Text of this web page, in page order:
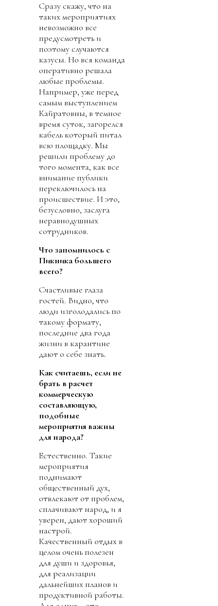
Сразу скажу, что на
таких мероприятиях
невозможно все
предусмотреть и
поэтому случаются
казусы. Но вся команда
оперативно решала
любые проблемы.
Например, уже перед
самым выступлением
Кайратовны, в темное
время суток, загорелся
кабель который питал
всю площадку. Мы
решили проблему до
того момента, как все
внимание публики
переключилось на
происшествие. И это,
безусловно, заслуга
неравнодушных
сотрудников.
Что запомнилось с
Пикника большего
всего?
Счастливые глаза
гостей. Видно, что
люди изголодались по
такому формату,
последние два года
жизни в карантине
дают о себе знать.
Как считаешь, если не
брать в расчет
коммерческую
составляющую,
подобные
мероприятия важны
для народа?
Естественно. Такие
мероприятия
поднимают
общественный дух,
отвлекают от проблем,
сплачивают народ, и я
уверен, дают хороший
настрой.
Качественный отдых в
целом очень полезен
для души и здоровья,
для реализации
дальнейших планов и
продуктивной работы.